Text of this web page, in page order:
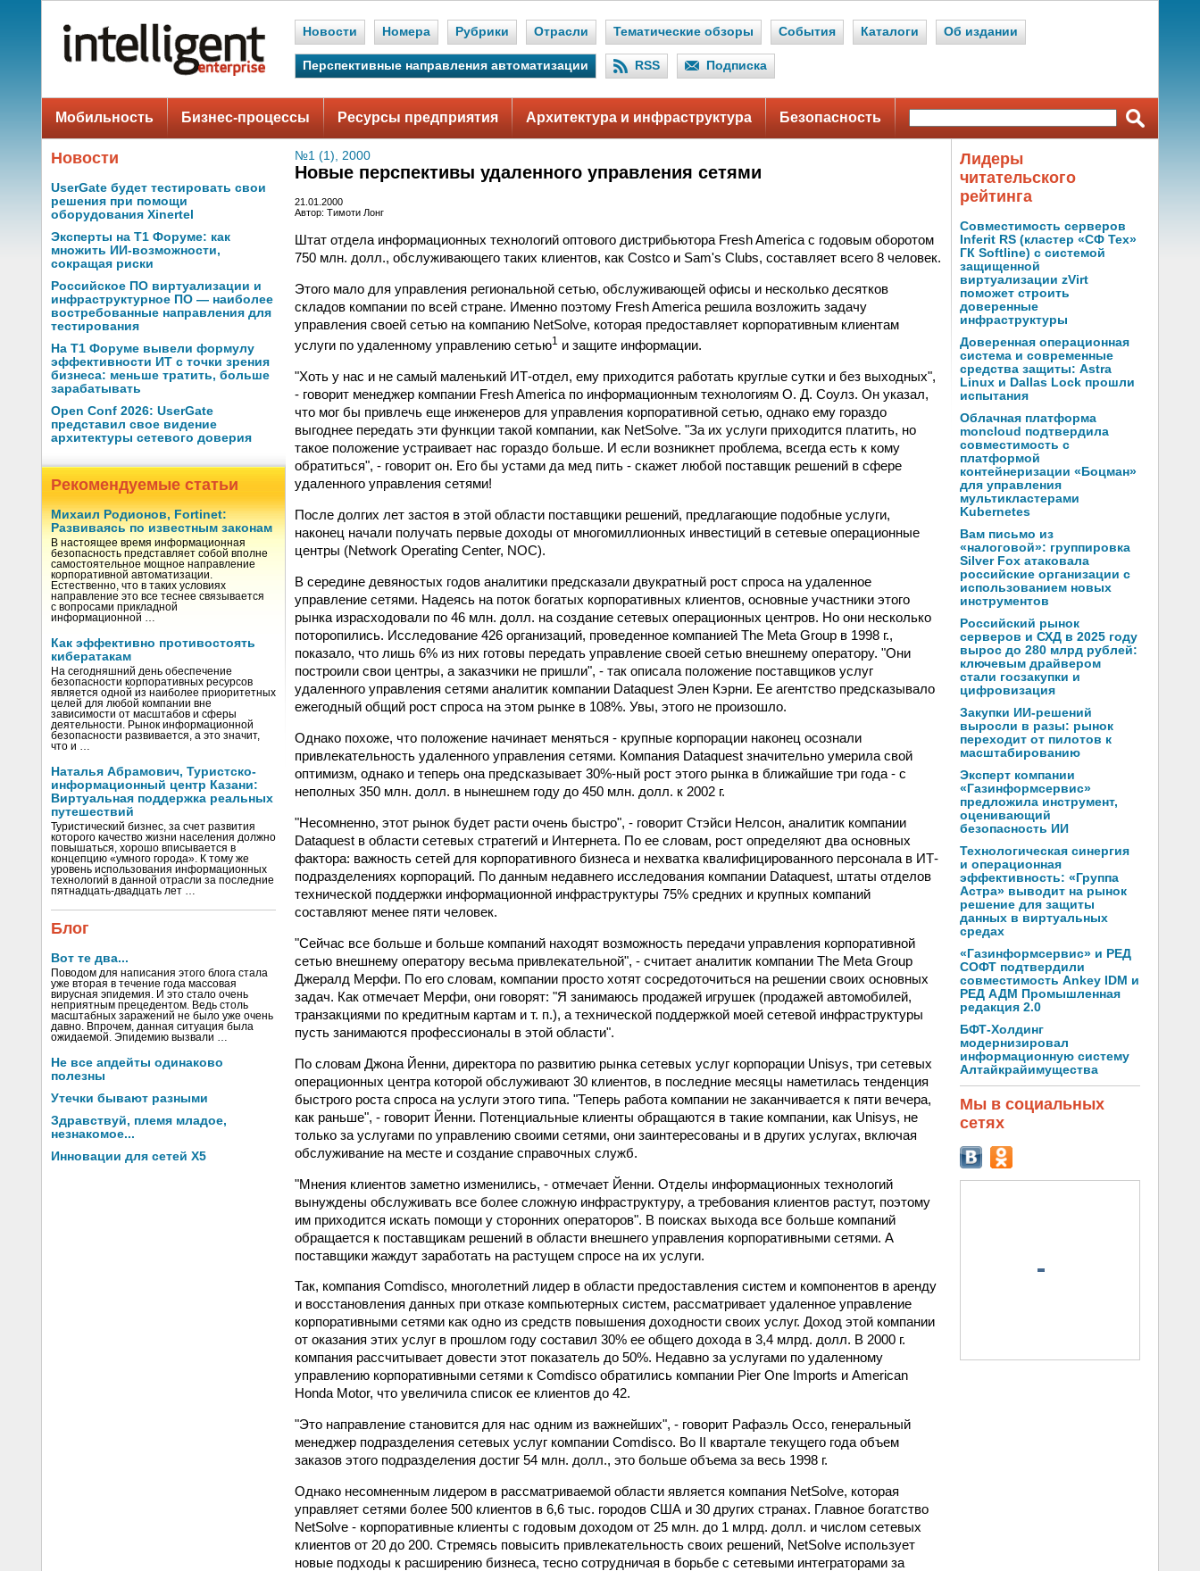
Новости Номера Рубрики Отрасли Тематические обзоры События Каталоги Об издании
Перспективные направления автоматизации RSS Подписка
Мобильность Бизнес-процессы Ресурсы предприятия Архитектура и инфраструктура Безопасность
Новости
UserGate будет тестировать свои
решения при помощи
оборудования Xinertel
Эксперты на Т1 Форуме: как
множить ИИ-возможности,
сокращая риски
Российское ПО виртуализации и
инфраструктурное ПО — наиболее
востребованные направления для
тестирования
На Т1 Форуме вывели формулу
эффективности ИТ с точки зрения
бизнеса: меньше тратить, больше
зарабатывать
Open Conf 2026: UserGate
представил свое видение
архитектуры сетевого доверия
Рекомендуемые статьи
Михаил Родионов, Fortinet:
Развиваясь по известным законам
В настоящее время информационная
безопасность представляет собой вполне
самостоятельное мощное направление
корпоративной автоматизации.
Естественно, что в таких условиях
направление это все теснее связывается
с вопросами прикладной
информационной …
Как эффективно противостоять
кибератакам
На сегодняшний день обеспечение
безопасности корпоративных ресурсов
является одной из наиболее приоритетных
целей для любой компании вне
зависимости от масштабов и сферы
деятельности. Рынок информационной
безопасности развивается, а это значит,
что и …
Наталья Абрамович, Туристско-
информационный центр Казани:
Виртуальная поддержка реальных
путешествий
Туристический бизнес, за счет развития
которого качество жизни населения должно
повышаться, хорошо вписывается в
концепцию «умного города». К тому же
уровень использования информационных
технологий в данной отрасли за последние
пятнадцать-двадцать лет …
Блог
Вот те два...
Поводом для написания этого блога стала
уже вторая в течение года массовая
вирусная эпидемия. И это стало очень
неприятным прецедентом. Ведь столь
масштабных заражений не было уже очень
давно. Впрочем, данная ситуация была
ожидаемой. Эпидемию вызвали …
Не все апдейты одинаково
полезны
Утечки бывают разными
Здравствуй, племя младое,
незнакомое...
Инновации для сетей X5
№1 (1), 2000
Новые перспективы удаленного управления сетями
21.01.2000
Автор: Тимоти Лонг
Штат отдела информационных технологий оптового дистрибьютора Fresh America с годовым оборотом
750 млн. долл., обслуживающего таких клиентов, как Costco и Sam's Clubs, составляет всего 8 человек.
Этого мало для управления региональной сетью, обслуживающей офисы и несколько десятков
складов компании по всей стране. Именно поэтому Fresh America решила возложить задачу
управления своей сетью на компанию NetSolve, которая предоставляет корпоративным клиентам
услуги по удаленному управлению сетью1 и защите информации.
"Хоть у нас и не самый маленький ИТ-отдел, ему приходится работать круглые сутки и без выходных",
- говорит менеджер компании Fresh America по информационным технологиям О. Д. Соулз. Он указал,
что мог бы привлечь еще инженеров для управления корпоративной сетью, однако ему гораздо
выгоднее передать эти функции такой компании, как NetSolve. "За их услуги приходится платить, но
такое положение устраивает нас гораздо больше. И если возникнет проблема, всегда есть к кому
обратиться", - говорит он. Его бы устами да мед пить - скажет любой поставщик решений в сфере
удаленного управления сетями!
После долгих лет застоя в этой области поставщики решений, предлагающие подобные услуги,
наконец начали получать первые доходы от многомиллионных инвестиций в сетевые операционные
центры (Network Operating Center, NOC).
В середине девяностых годов аналитики предсказали двукратный рост спроса на удаленное
управление сетями. Надеясь на поток богатых корпоративных клиентов, основные участники этого
рынка израсходовали по 46 млн. долл. на создание сетевых операционных центров. Но они несколько
поторопились. Исследование 426 организаций, проведенное компанией The Meta Group в 1998 г.,
показало, что лишь 6% из них готовы передать управление своей сетью внешнему оператору. "Они
построили свои центры, а заказчики не пришли", - так описала положение поставщиков услуг
удаленного управления сетями аналитик компании Dataquest Элен Кэрни. Ее агентство предсказывало
ежегодный общий рост спроса на этом рынке в 108%. Увы, этого не произошло.
Однако похоже, что положение начинает меняться - крупные корпорации наконец осознали
привлекательность удаленного управления сетями. Компания Dataquest значительно умерила свой
оптимизм, однако и теперь она предсказывает 30%-ный рост этого рынка в ближайшие три года - с
неполных 350 млн. долл. в нынешнем году до 450 млн. долл. к 2002 г.
"Несомненно, этот рынок будет расти очень быстро", - говорит Стэйси Нелсон, аналитик компании
Dataquest в области сетевых стратегий и Интернета. По ее словам, рост определяют два основных
фактора: важность сетей для корпоративного бизнеса и нехватка квалифицированного персонала в ИТ-
подразделениях корпораций. По данным недавнего исследования компании Dataquest, штаты отделов
технической поддержки информационной инфраструктуры 75% средних и крупных компаний
составляют менее пяти человек.
"Сейчас все больше и больше компаний находят возможность передачи управления корпоративной
сетью внешнему оператору весьма привлекательной", - считает аналитик компании The Meta Group
Джералд Мерфи. По его словам, компании просто хотят сосредоточиться на решении своих основных
задач. Как отмечает Мерфи, они говорят: "Я занимаюсь продажей игрушек (продажей автомобилей,
транзакциями по кредитным картам и т. п.), а технической поддержкой моей сетевой инфраструктуры
пусть занимаются профессионалы в этой области".
По словам Джона Йенни, директора по развитию рынка сетевых услуг корпорации Unisys, три сетевых
операционных центра которой обслуживают 30 клиентов, в последние месяцы наметилась тенденция
быстрого роста спроса на услуги этого типа. "Теперь работа компании не заканчивается к пяти вечера,
как раньше", - говорит Йенни. Потенциальные клиенты обращаются в такие компании, как Unisys, не
только за услугами по управлению своими сетями, они заинтересованы и в других услугах, включая
обслуживание на месте и создание справочных служб.
"Мнения клиентов заметно изменились, - отмечает Йенни. Отделы информационных технологий
вынуждены обслуживать все более сложную инфраструктуру, а требования клиентов растут, поэтому
им приходится искать помощи у сторонних операторов". В поисках выхода все больше компаний
обращается к поставщикам решений в области внешнего управления корпоративными сетями. А
поставщики жаждут заработать на растущем спросе на их услуги.
Так, компания Comdisco, многолетний лидер в области предоставления систем и компонентов в аренду
и восстановления данных при отказе компьютерных систем, рассматривает удаленное управление
корпоративными сетями как одно из средств повышения доходности своих услуг. Доход этой компании
от оказания этих услуг в прошлом году составил 30% ее общего дохода в 3,4 млрд. долл. В 2000 г.
компания рассчитывает довести этот показатель до 50%. Недавно за услугами по удаленному
управлению корпоративными сетями к Comdisco обратились компании Pier One Imports и American
Honda Motor, что увеличила список ее клиентов до 42.
"Это направление становится для нас одним из важнейших", - говорит Рафаэль Оссо, генеральный
менеджер подразделения сетевых услуг компании Comdisco. Во II квартале текущего года объем
заказов этого подразделения достиг 54 млн. долл., это больше объема за весь 1998 г.
Однако несомненным лидером в рассматриваемой области является компания NetSolve, которая
управляет сетями более 500 клиентов в 6,6 тыс. городов США и 30 других странах. Главное богатство
NetSolve - корпоративные клиенты с годовым доходом от 25 млн. до 1 млрд. долл. и числом сетевых
клиентов от 20 до 200. Стремясь повысить привлекательность своих решений, NetSolve использует
новые подходы к расширению бизнеса, тесно сотрудничая в борьбе c сетевыми интеграторами за
Лидеры
читательского
рейтинга
Совместимость серверов
Inferit RS (кластер «СФ Тех»
ГК Softline) с системой
защищенной
виртуализации zVirt
поможет строить
доверенные
инфраструктуры
Доверенная операционная
система и современные
средства защиты: Astra
Linux и Dallas Lock прошли
испытания
Облачная платформа
moncloud подтвердила
совместимость с
платформой
контейнеризации «Боцман»
для управления
мультикластерами
Kubernetes
Вам письмо из
«налоговой»: группировка
Silver Fox атаковала
российские организации с
использованием новых
инструментов
Российский рынок
серверов и СХД в 2025 году
вырос до 280 млрд рублей:
ключевым драйвером
стали госзакупки и
цифровизация
Закупки ИИ-решений
выросли в разы: рынок
переходит от пилотов к
масштабированию
Эксперт компании
«Газинформсервис»
предложила инструмент,
оценивающий
безопасность ИИ
Технологическая синергия
и операционная
эффективность: «Группа
Астра» выводит на рынок
решение для защиты
данных в виртуальных
средах
«Газинформсервис» и РЕД
СОФТ подтвердили
совместимость Ankey IDM и
РЕД АДМ Промышленная
редакция 2.0
БФТ-Холдинг
модернизировал
информационную систему
Алтайкрайимущества
Мы в социальных
сетях